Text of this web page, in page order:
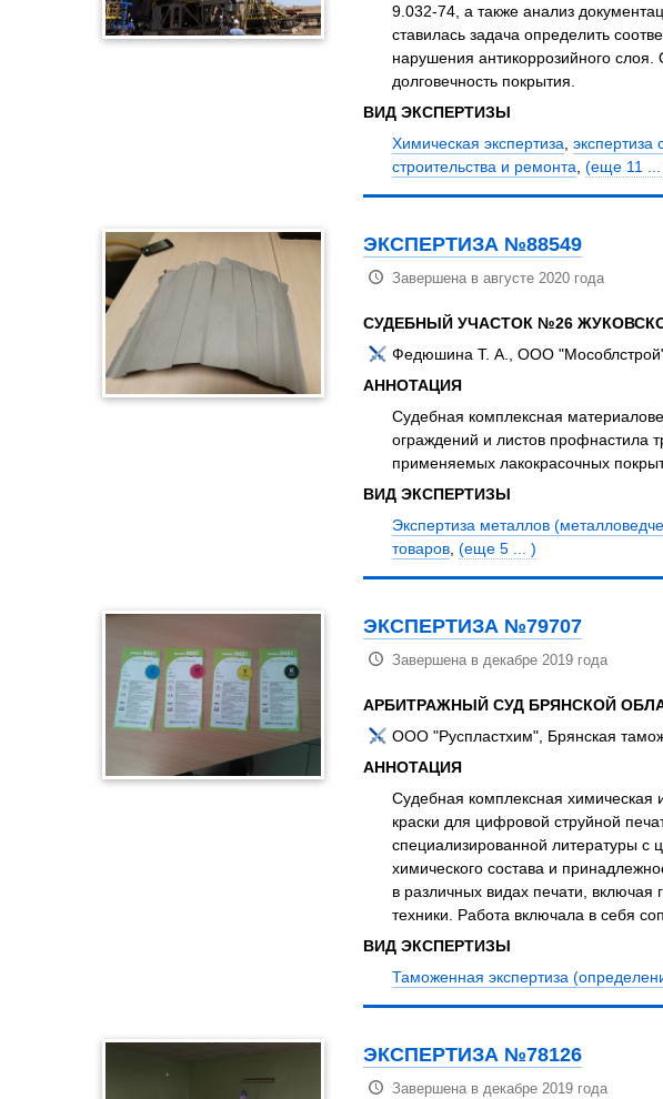
9.032-74, а также анализ
ставилась задача определить
нарушения антикоррозийного
долговечность покрытия.
ВИД ЭКСПЕРТИЗЫ
Химическая экспертиза,
строительства и ремонта, (еще 11 ...
ЭКСПЕРТИЗА №88549
Завершена в августе 2020 года
СУДЕБНЫЙ УЧАСТОК №26
Федюшина Т. А., ООО
АННОТАЦИЯ
Судебная комплексная
ограждений и листов профнастила
применяемых лакокрасочных
ВИД ЭКСПЕРТИЗЫ
Экспертиза металлов
товаров, (еще 5 ... )
ЭКСПЕРТИЗА №79707
Завершена в декабре 2019 года
АРБИТРАЖНЫЙ СУД БРЯНСКОЙ
ООО "Руспластхим", Брянская
АННОТАЦИЯ
Судебная комплексная химическая
краски для цифровой струйной
специализированной литературы с
химического состава и
в различных видах печати,
техники. Работа включала в себя
ВИД ЭКСПЕРТИЗЫ
Таможенная экспертиза
ЭКСПЕРТИЗА №78126
Завершена в декабре 2019 года